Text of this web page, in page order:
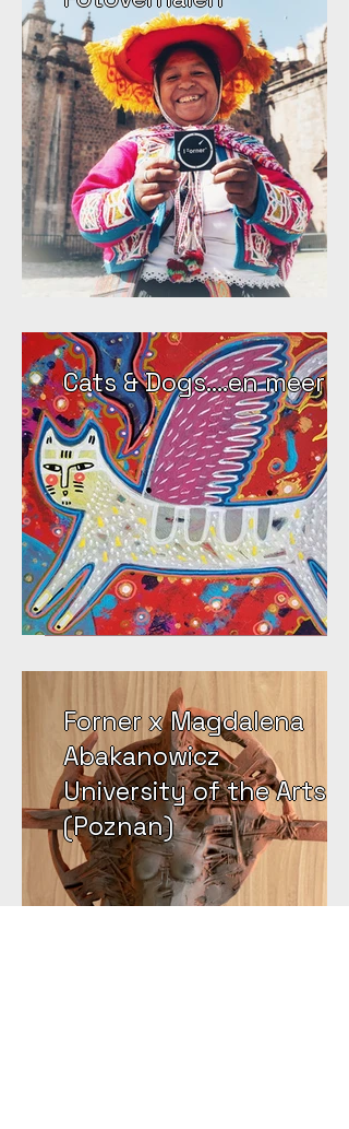
Cats & Dogs....en meer
Forner x Magdalena
Abakanowicz
University of the Arts
(Poznan)